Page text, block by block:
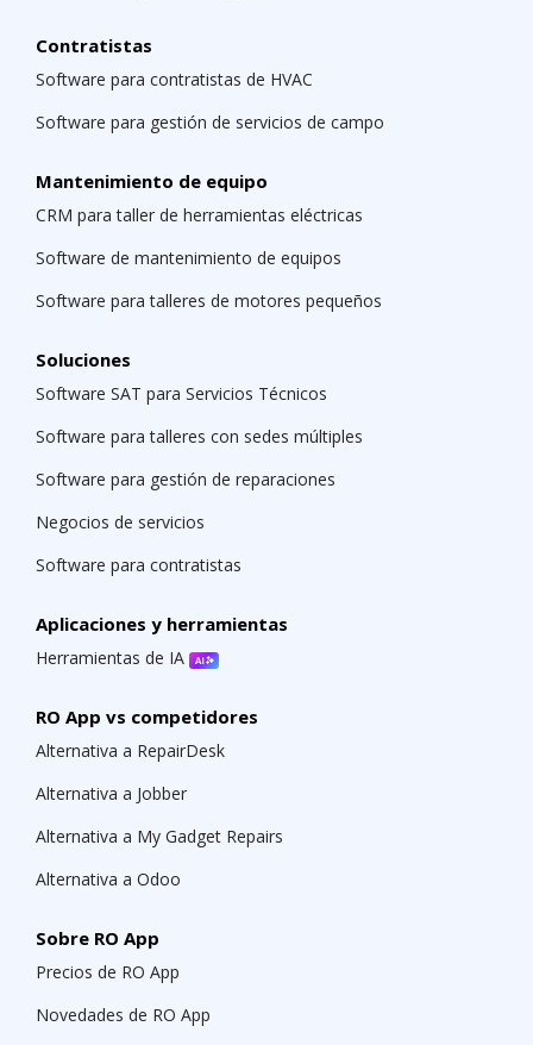
Contratistas
Software para contratistas de HVAC
Software para gestión de servicios de campo
Mantenimiento de equipo
CRM para taller de herramientas eléctricas
Software de mantenimiento de equipos
Software para talleres de motores pequeños
Soluciones
Software SAT para Servicios Técnicos
Software para talleres con sedes múltiples
Software para gestión de reparaciones
Negocios de servicios
Software para contratistas
Aplicaciones y herramientas
Herramientas de IA
RO App vs competidores
Alternativa a RepairDesk
Alternativa a Jobber
Alternativa a My Gadget Repairs
Alternativa a Odoo
Sobre RO App
Precios de RO App
Novedades de RO App